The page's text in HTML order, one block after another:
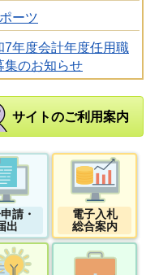
ーツ
7年度会計年度任用職
集のお知らせ
サイトのご利用案内
請・
出
電子入札
総合案内